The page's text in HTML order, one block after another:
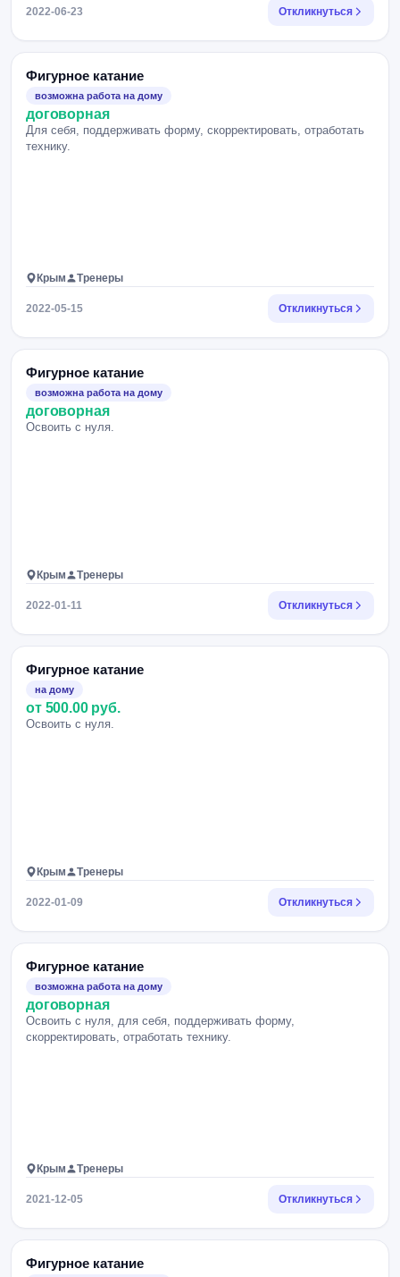
2022-06-23 Откликнуться
Фигурное катание
возможна работа на дому
договорная
Для себя, поддерживать форму, скорректировать, отработать
технику.
Крым Тренеры
2022-05-15 Откликнуться
Фигурное катание
возможна работа на дому
договорная
Освоить с нуля.
Крым Тренеры
2022-01-11 Откликнуться
Фигурное катание
на дому
от 500.00 руб.
Освоить с нуля.
Крым Тренеры
2022-01-09 Откликнуться
Фигурное катание
возможна работа на дому
договорная
Освоить с нуля, для себя, поддерживать форму,
скорректировать, отработать технику.
Крым Тренеры
2021-12-05 Откликнуться
Фигурное катание